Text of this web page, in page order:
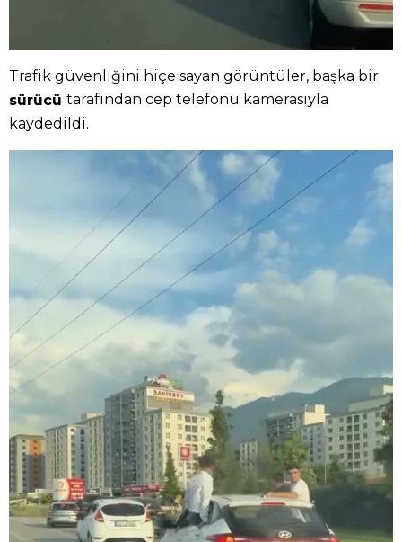
Trafik güvenliğini hiçe sayan görüntüler, başka bir
sürücü tarafından cep telefonu kamerasıyla
kaydedildi.